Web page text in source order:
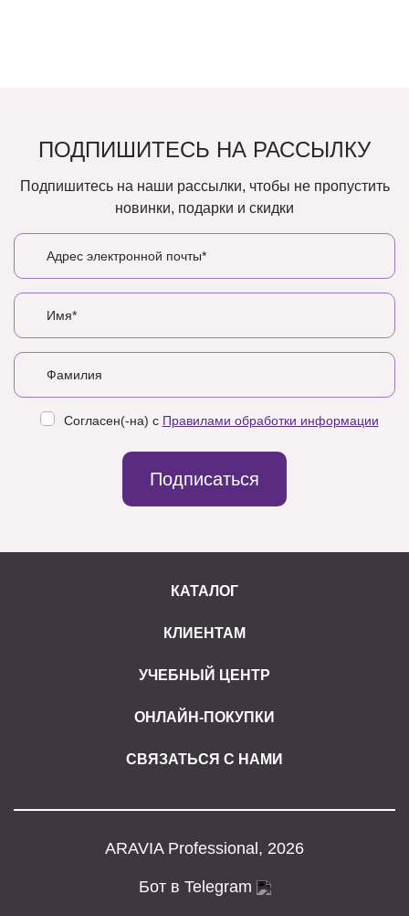
ПОДПИШИТЕСЬ НА РАССЫЛКУ
Подпишитесь на наши рассылки, чтобы не пропустить
новинки, подарки и скидки
Согласен(-на) с Правилами обработки информации
Подписаться
КАТАЛОГ
КЛИЕНТАМ
УЧЕБНЫЙ ЦЕНТР
ОНЛАЙН-ПОКУПКИ
СВЯЗАТЬСЯ С НАМИ
ARAVIA Professional, 2026
Бот в Telegram